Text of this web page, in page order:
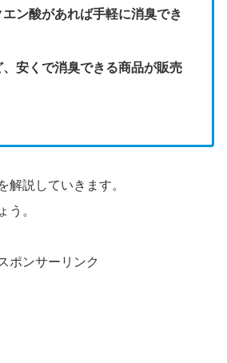
ン酸があれば手軽に消臭でき
安くで消臭できる商品が販売
解説していきます。
う。
ポンサーリンク